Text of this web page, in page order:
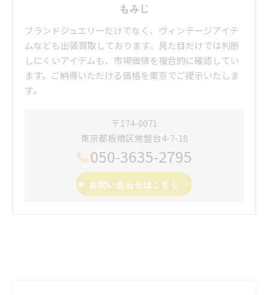
もみじ
ブランドジュエリーだけでなく、ヴィンテージアイテ
ムなども出張買取しております。見た目だけでは判断
しにくいアイテムも、市場価値を複合的に確認してい
ます。ご納得いただける価格を東京でご提示いたしま
す。
〒174-0071
東京都板橋区常盤台4-7-18
050-3635-2795
お問い合わせはこちら